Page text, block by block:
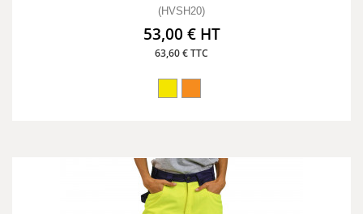
(HVSH20)
53,00 € HT
63,60 € TTC